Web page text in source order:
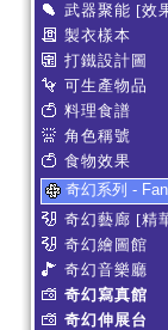
武器聚能 [效
製衣樣本
打鐵設計圖
可生產物品
料理食譜
角色稱號
食物效果
奇幻系列 -
奇幻藝廊 [精
奇幻繪圖館
奇幻音樂廳
奇幻寫真館
奇幻伸展台